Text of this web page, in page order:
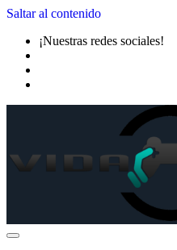
Saltar al contenido
¡Nuestras redes sociales!